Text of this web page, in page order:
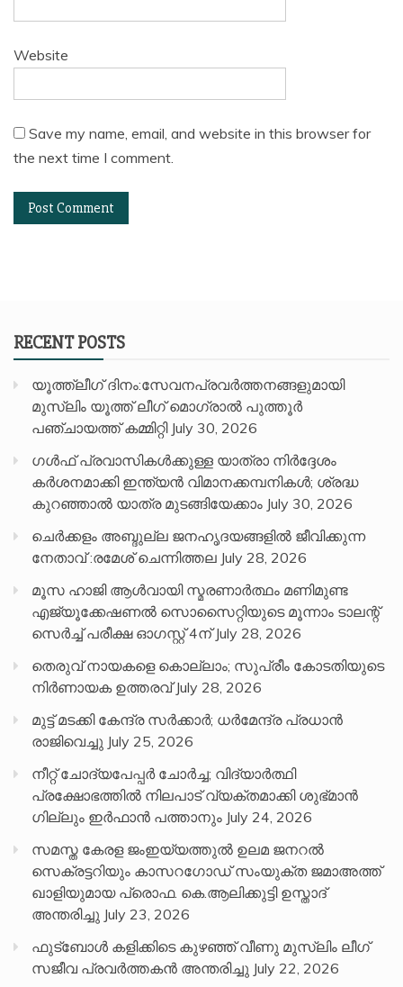
Website
Save my name, email, and website in this browser for
the next time I comment.
RECENT POSTS
യൂത്ത്ലീഗ് ദിനം:സേവനപ്രവർത്തനങ്ങളുമായി
മുസ്ലിം യൂത്ത് ലീഗ് മൊഗ്രാൽ പുത്തൂർ
പഞ്ചായത്ത് കമ്മിറ്റി July 30, 2026
ഗൾഫ് പ്രവാസികൾക്കുള്ള യാത്രാ നിർദ്ദേശം
കർശനമാക്കി ഇന്ത്യൻ വിമാനക്കമ്പനികൾ; ശ്രദ്ധ
കുറഞ്ഞാൽ യാത്ര മുടങ്ങിയേക്കാം July 30, 2026
ചെർക്കളം അബ്ദുല്ല ജനഹൃദയങ്ങളിൽ ജീവിക്കുന്ന
നേതാവ് :രമേശ് ചെന്നിത്തല July 28, 2026
മൂസ ഹാജി ആൾവായി സ്മരണാർത്ഥം മണിമുണ്ട
എജ്യൂക്കേഷണൽ സൊസൈറ്റിയുടെ മൂന്നാം ടാലന്റ്
സെർച്ച് പരീക്ഷ ഓഗസ്റ്റ് 4ന് July 28, 2026
തെരുവ് നായകളെ കൊല്ലാം; സുപ്രീം കോടതിയുടെ
നിർണായക ഉത്തരവ് July 28, 2026
മുട്ട് മടക്കി കേന്ദ്ര സർക്കാർ; ധർമേന്ദ്ര പ്രധാൻ
രാജിവെച്ചു July 25, 2026
നീറ്റ് ചോദ്യപേപ്പര്‍ ചോര്‍ച്ച; വിദ്യാർത്ഥി
പ്രക്ഷോഭത്തിൽ നിലപാട് വ്യക്തമാക്കി ശുഭ്മാൻ
ഗില്ലും ഇർഫാൻ പത്താനും July 24, 2026
സമസ്ത കേരള ജംഇയ്യത്തുൽ ഉലമ ജനറൽ
സെക്രട്ടറിയും കാസറഗോഡ് സംയുക്ത ജമാഅത്ത്
ഖാളിയുമായ പ്രൊഫ. കെ.ആലിക്കുട്ടി ഉസ്താദ്
അന്തരിച്ചു July 23, 2026
ഫുട്ബോൾ കളിക്കിടെ കുഴഞ്ഞ് വീണു മുസ്ലിം ലീഗ്
സജീവ പ്രവർത്തകൻ അന്തരിച്ചു July 22, 2026